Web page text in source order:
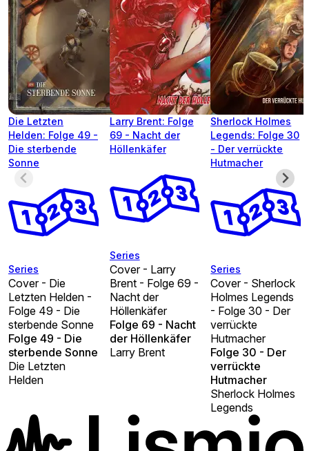
Die Letzten
Helden: Folge 49 -
Die sterbende
Sonne
Series
Cover - Die
Letzten Helden -
Folge 49 - Die
sterbende Sonne
Folge 49 - Die
sterbende Sonne
Die Letzten
Helden
Larry Brent: Folge
69 - Nacht der
Höllenkäfer
Series
Cover - Larry
Brent - Folge 69 -
Nacht der
Höllenkäfer
Folge 69 - Nacht
der Höllenkäfer
Larry Brent
Sherlock Holmes
Legends: Folge 30
- Der verrückte
Hutmacher
Series
Cover - Sherlock
Holmes Legends
- Folge 30 - Der
verrückte
Hutmacher
Folge 30 - Der
verrückte
Hutmacher
Sherlock Holmes
Legends